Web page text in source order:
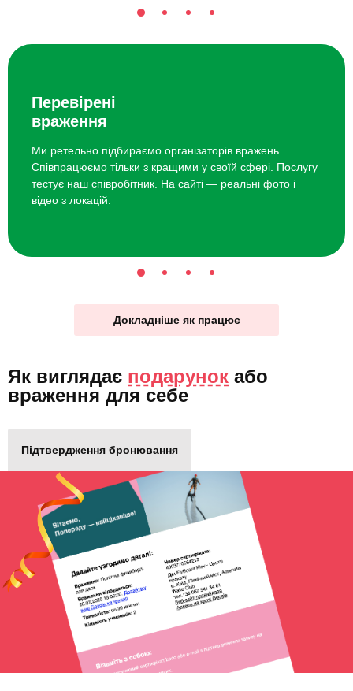
Перевірені
враження
Ми ретельно підбираємо організаторів вражень.
Співпрацюємо тільки з кращими у своїй сфері. Послугу
тестує наш співробітник. На сайті — реальні фото і
відео з локацій.
Докладніше як працює
Як виглядає подарунок або
враження для себе
Підтвердження бронювання